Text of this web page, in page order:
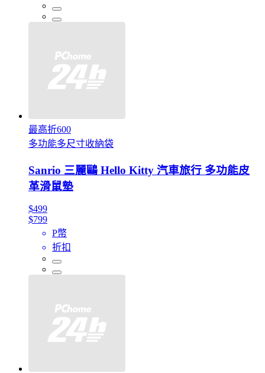
最高折600
多功能多尺寸收納袋
Sanrio 三麗鷗 Hello Kitty 汽車旅行 多功能皮
革滑鼠墊
$499
$799
P幣
折扣